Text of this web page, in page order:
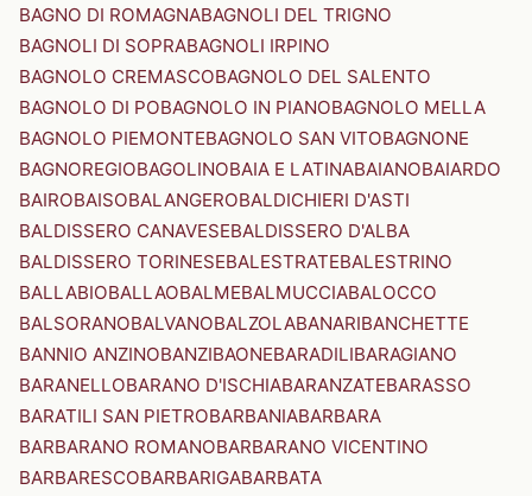
BAGNO DI ROMAGNABAGNOLI DEL TRIGNO
BAGNOLI DI SOPRABAGNOLI IRPINO
BAGNOLO CREMASCOBAGNOLO DEL SALENTO
BAGNOLO DI POBAGNOLO IN PIANOBAGNOLO MELLA
BAGNOLO PIEMONTEBAGNOLO SAN VITOBAGNONE
BAGNOREGIOBAGOLINOBAIA E LATINABAIANOBAIARDO
BAIROBAISOBALANGEROBALDICHIERI D'ASTI
BALDISSERO CANAVESEBALDISSERO D'ALBA
BALDISSERO TORINESEBALESTRATEBALESTRINO
BALLABIOBALLAOBALMEBALMUCCIABALOCCO
BALSORANOBALVANOBALZOLABANARIBANCHETTE
BANNIO ANZINOBANZIBAONEBARADILIBARAGIANO
BARANELLOBARANO D'ISCHIABARANZATEBARASSO
BARATILI SAN PIETROBARBANIABARBARA
BARBARANO ROMANOBARBARANO VICENTINO
BARBARESCOBARBARIGABARBATA